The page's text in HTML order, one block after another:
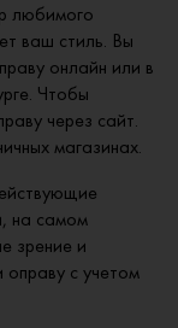
любимого
ваш стиль. Вы
онлайн или в
Чтобы
через сайт.
магазинах.
на самом
зрение и
с учетом